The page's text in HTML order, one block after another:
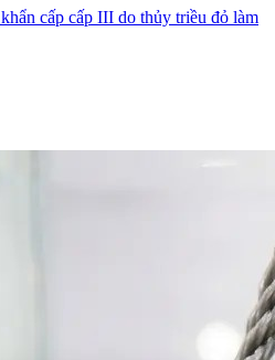
cấp cấp III do thủy triều đỏ làm